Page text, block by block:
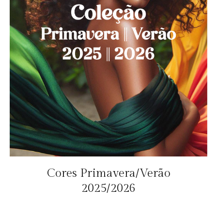
Cores Primavera/Verão
2025/2026